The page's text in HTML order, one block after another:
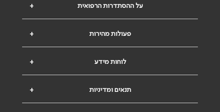
+ על ההסתדרות הרפואית
+ פעולות מהירות
+ לוחות מידע
+ תנאים ומדיניות